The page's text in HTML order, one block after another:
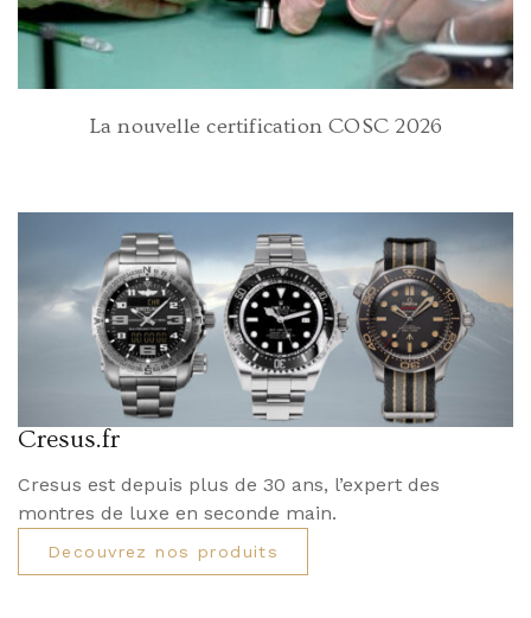
La nouvelle certification COSC 2026
Cresus.fr
Cresus est depuis plus de 30 ans, l’expert des
montres de luxe en seconde main.
Decouvrez nos produits